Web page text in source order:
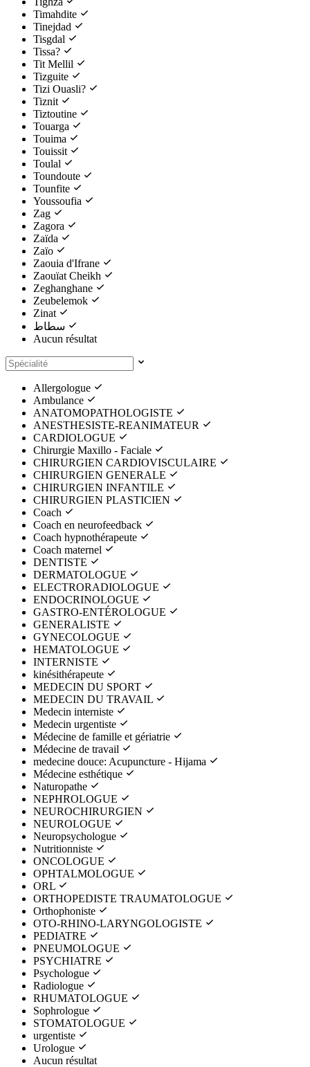
Timahdite
Tinejdad
Tisgdal
Tissa?
Tit Mellil
Tizguite
Tizi Ouasli?
Tiznit
Tiztoutine
Touarga
Touima
Touissit
Toulal
Toundoute
Tounfite
Youssoufia
Zag
Zagora
Zaïda
Zaïo
Zaouia d'Ifrane
Zaouïat Cheikh
Zeghanghane
Zeubelemok
Zinat
سطاط
Aucun résultat
Allergologue
Ambulance
ANATOMOPATHOLOGISTE
ANESTHESISTE-REANIMATEUR
CARDIOLOGUE
Chirurgie Maxillo - Faciale
CHIRURGIEN CARDIOVISCULAIRE
CHIRURGIEN GENERALE
CHIRURGIEN INFANTILE
CHIRURGIEN PLASTICIEN
Coach
Coach en neurofeedback
Coach hypnothérapeute
Coach maternel
DENTISTE
DERMATOLOGUE
ELECTRORADIOLOGUE
ENDOCRINOLOGUE
GASTRO-ENTÉROLOGUE
GENERALISTE
GYNECOLOGUE
HEMATOLOGUE
INTERNISTE
kinésithérapeute
MEDECIN DU SPORT
MEDECIN DU TRAVAIL
Medecin interniste
Medecin urgentiste
Médecine de famille et gériatrie
Médecine de travail
medecine douce: Acupuncture - Hijama
Médecine esthétique
Naturopathe
NEPHROLOGUE
NEUROCHIRURGIEN
NEUROLOGUE
Neuropsychologue
Nutritionniste
ONCOLOGUE
OPHTALMOLOGUE
ORL
ORTHOPEDISTE TRAUMATOLOGUE
Orthophoniste
OTO-RHINO-LARYNGOLOGISTE
PEDIATRE
PNEUMOLOGUE
PSYCHIATRE
Psychologue
Radiologue
RHUMATOLOGUE
Sophrologue
STOMATOLOGUE
urgentiste
Urologue
Aucun résultat